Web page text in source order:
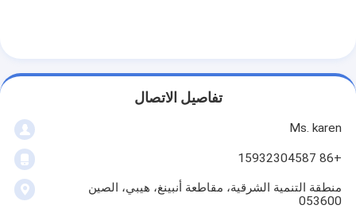
تفاصيل الاتصال
Ms. karen
+86 15932304587
منطقة التنمية الشرقية، مقاطعة أنبينغ، هيبي، الصين
053600